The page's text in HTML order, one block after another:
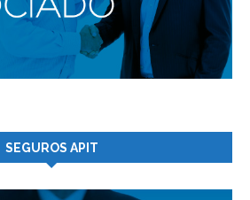
SEGUROS APIT